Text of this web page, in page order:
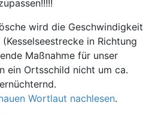
wird die Geschwindigkeit
in Richtung
Maßnahme für unser
ein Ortsschild nicht um ca.
Wortlaut nachlesen.